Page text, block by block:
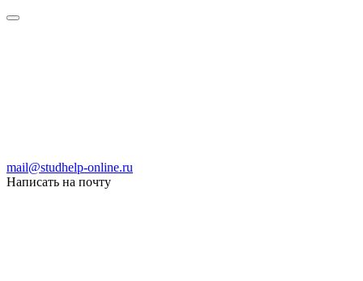
mail@studhelp-online.ru
Написать на почту